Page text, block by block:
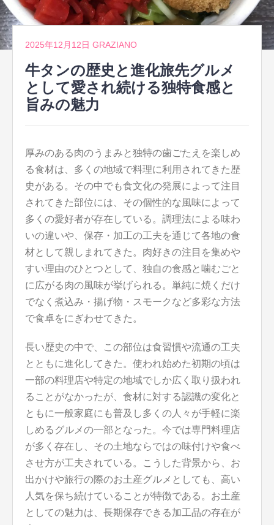
2025年12月12日 GRAZIANO
牛タンの歴史と進化旅先グルメ
として愛され続ける独特食感と
旨みの魅力
厚みのある肉のうまみと独特の歯ごたえを楽しめ
る食材は、多くの地域で料理に利用されてきた歴
史がある。 その中でも食文化の発展によって注目
されてきた部位には、その個性的な風味によって
多くの愛好者が存在している。調理法による味わ
いの違いや、保存・加工の工夫を通じて各地の食
材として親しまれてきた。肉好きの注目を集めや
すい理由のひとつとして、独自の食感と噛むごと
に広がる肉の風味が挙げられる。単純に焼くだけ
でなく煮込み・揚げ物・スモークなど多彩な方法
で食卓をにぎわせてきた。
長い歴史の中で、この部位は食習慣や流通の工夫
とともに進化してきた。使われ始めた初期の頃は
一部の料理店や特定の地域でしか広く取り扱われ
ることがなかったが、食材に対する認識の変化と
ともに一般家庭にも普及し多くの人々が手軽に楽
しめるグルメの一部となった。今では専門料理店
が多く存在し、その土地ならではの味付けや食べ
させ方が工夫されている。こうした背景から、お
出かけや旅行の際のお土産グルメとしても、高い
人気を保ち続けていることが特徴である。お土産
としての魅力は、長期保存できる加工品の存在が